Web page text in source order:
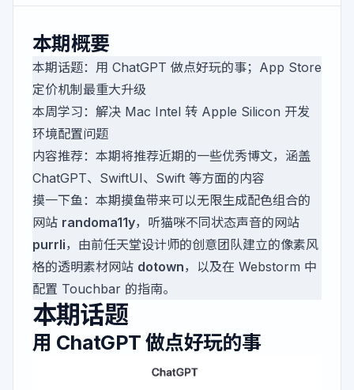
本期概要
本期话题：用 ChatGPT 做点好玩的事；App Store
定价机制最重大升级
本周学习：解决 Mac Intel 转 Apple Silicon 开发
环境配置问题
内容推荐：本期将推荐近期的一些优秀博文，涵盖
ChatGPT、SwiftUI、Swift 等方面的内容
摸一下鱼：本期摸鱼带来可以无限生成配色组合的
网站 randoma11y，听猫咪不同状态声音的网站
purrli，由前任天堂设计师的创意团队建立的像素风
格的透明素材网站 dotown，以及在 Webstorm 中
配置 Touchbar 的指南。
本期话题
用 ChatGPT 做点好玩的事